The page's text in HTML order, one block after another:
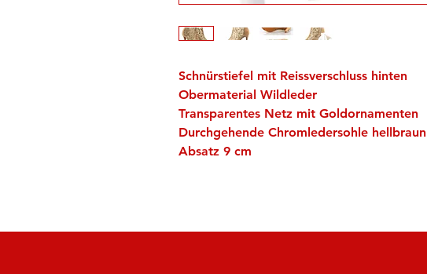
Schnürstiefel mit Reissverschluss hinten
Obermaterial Wildleder
Transparentes Netz mit Goldornamenten
Durchgehende Chromledersohle hellbraun
Absatz 9 cm